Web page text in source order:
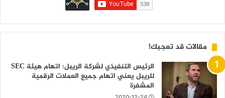
مقالات قد تعجبك!
الرئيس التنفيذي لشركة الريبل: اتهام هيئة SEC
للريبل يعني اتهام جميع العملات الرقمية
المشفرة